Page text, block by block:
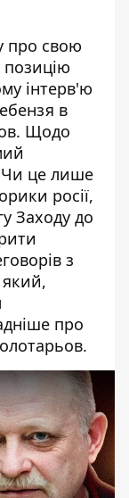
про свою
позицію
інтерв'ю
в
Щодо
Чи це лише
росії,
Заходу до
з
про